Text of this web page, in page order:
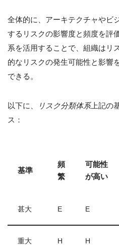
全体的に、アーキテクチャやビ
するリスクの影響度と頻度を評
系を活用することで、組織はリ
的なリスクの発生可能性と影響
できる。
以下に、 リスク分類体系上記の
ス：
基準
頻
繁
可能性
が高い
甚大 E E
重大 H H